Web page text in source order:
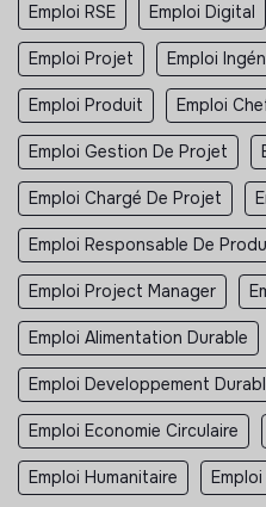
Emploi RSE Emploi Digital
Emploi Projet Emploi
Emploi Produit Emploi
Emploi Gestion De Projet
Emploi Chargé De Projet
Emploi Responsable De
Emploi Project Manager
Emploi Alimentation Durable
Emploi Developpement
Emploi Economie Circulaire
Emploi Humanitaire Emploi